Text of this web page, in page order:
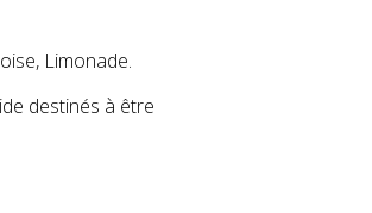
Limonade.
destinés à être